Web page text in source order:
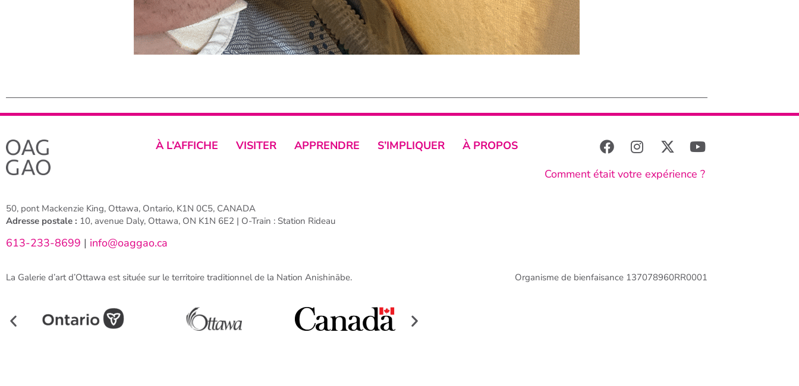
À L’AFFICHE VISITER APPRENDRE S’IMPLIQUER
À PROPOS
Comment était votre expérience ?
50, pont Mackenzie King, Ottawa, Ontario, K1N 0C5, CANADA
Adresse postale : 10, avenue Daly, Ottawa, ON K1N 6E2 | O-Train : Station Rideau
613-233-8699 | info@oaggao.ca
La Galerie d’art d’Ottawa est située sur le territoire traditionnel de la Nation Anishinābe. Organisme de bienfaisance 137078960RR0001